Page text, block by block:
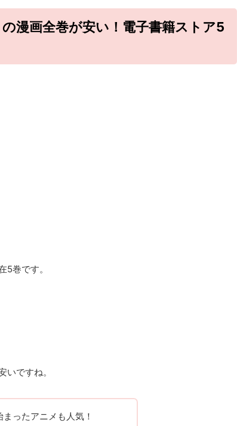
漫画全巻が安い！電子書籍ストア5
5巻です。
いですね。
ったアニメも人気！